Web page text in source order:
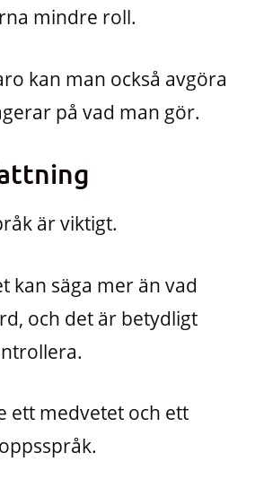
mindre roll.
kan man också avgöra
på vad man gör.
är viktigt.
kan säga mer än vad
och det är betydligt
ett medvetet och ett